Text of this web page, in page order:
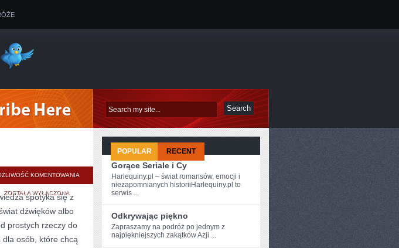
KOMENTOWANIA IMPROWIZACJA
WOKALNA
MUZYCZNA
ZOSTAŁA WYŁĄCZONA
spotyka się z
dźwięków albo
prostych rzeczy do
osób, które chcą
POPULAR RECENT
Gorące Seriale i Cy
Harlequiny.pl – świat romansów, emocji i
niezapomnianych historiiHarlequiny.pl to
serwis ...
Odkrywając piękno
Zapraszamy⁣ na podróż po⁤ jednym z
najpiękniejszych‍ zakątków Azji ...